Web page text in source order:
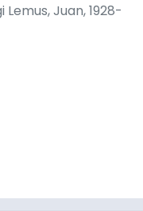
Lemus, Juan, 1928-